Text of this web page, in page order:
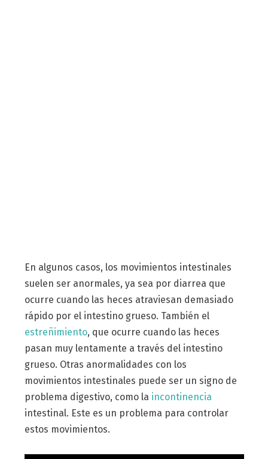
En algunos casos, los movimientos intestinales
suelen ser anormales, ya sea por diarrea que
ocurre cuando las heces atraviesan demasiado
rápido por el intestino grueso. También el
estreñimiento, que ocurre cuando las heces
pasan muy lentamente a través del intestino
grueso. Otras anormalidades con los
movimientos intestinales puede ser un signo de
problema digestivo, como la incontinencia
intestinal. Este es un problema para controlar
estos movimientos.